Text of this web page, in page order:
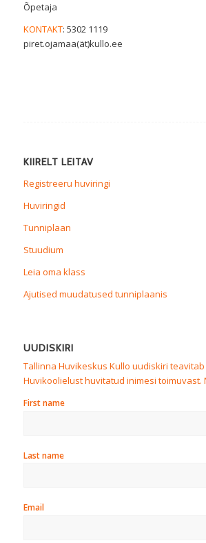
Õpetaja
KONTAKT: 5302 1119
piret.ojamaa(ät)kullo.ee
KIIRELT LEITAV
Registreeru huviringi
Huviringid
Tunniplaan
Stuudium
Leia oma klass
Ajutised muudatused tunniplaanis
UUDISKIRI
Tallinna Huvikeskus Kullo uudiskiri teavitab
Huvikoolielust huvitatud inimesi toimuvast.
First name
Last name
Email